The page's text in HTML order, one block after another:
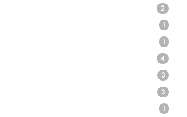
2
1
1
4
3
3
1